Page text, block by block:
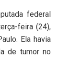
federal
feira (24),
Ela havia
de tumor no